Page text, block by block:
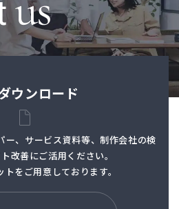
ウンロード
ー、サービス資料等、制作会社の検
改善にご活用ください。
トを ご用意しております。